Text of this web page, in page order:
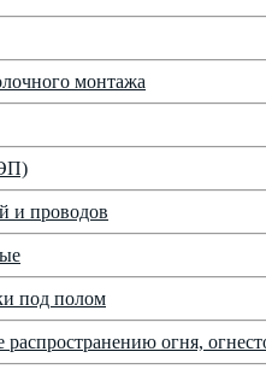
монтажа
и проводов
под полом
огня,